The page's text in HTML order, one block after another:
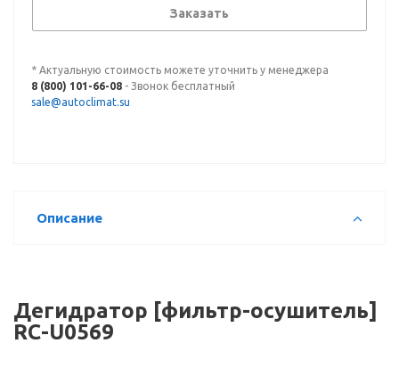
Заказать
* Актуальную стоимость можете уточнить у менеджера
8 (800) 101-66-08 - Звонок бесплатный
sale@autoclimat.su
Описание
Дегидратор [фильтр-осушитель]
RC-U0569